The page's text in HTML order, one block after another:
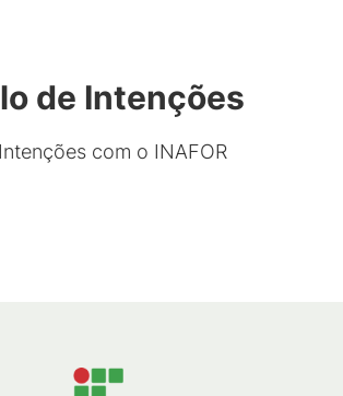
de Intenções
com o INAFOR